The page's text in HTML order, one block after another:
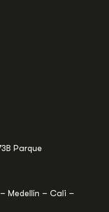
Parque
Medellín – Cali –